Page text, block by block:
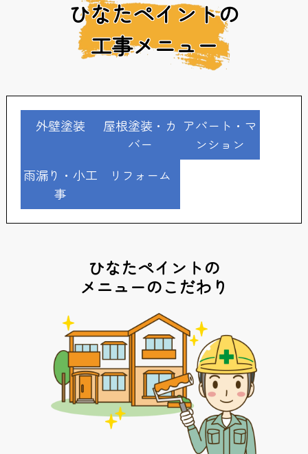
ひなたペイントの
工事メニュー
外壁塗装
屋根塗装・カ
バー
アパート・マ
ンション
雨漏り・小工
事
リフォーム
ひなたペイントの
メニューのこだわり